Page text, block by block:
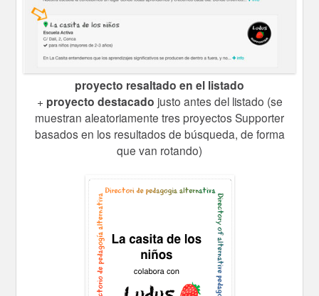
proyecto resaltado en el listado
+ proyecto destacado justo antes del listado (se
muestran aleatoriamente tres proyectos Supporter
basados en los resultados de búsqueda, de forma
que van rotando)